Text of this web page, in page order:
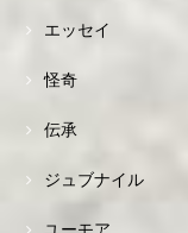
エッセイ
怪奇
伝承
ジュブナイル